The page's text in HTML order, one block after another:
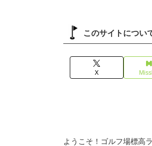
このサイトについ
X
ようこそ！ゴルフ場標高